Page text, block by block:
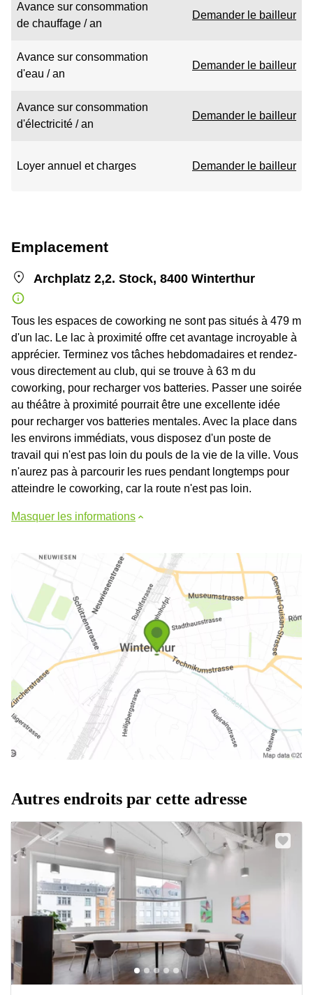
Avance sur consommation
de chauffage / an
Demander le bailleur
Avance sur consommation
d'eau / an
Demander le bailleur
Avance sur consommation
d'électricité / an
Demander le bailleur
Loyer annuel et charges Demander le bailleur
Emplacement
Archplatz 2,2. Stock, 8400 Winterthur
Tous les espaces de coworking ne sont pas situés à 479 m
d'un lac. Le lac à proximité offre cet avantage incroyable à
apprécier. Terminez vos tâches hebdomadaires et rendez-
vous directement au club, qui se trouve à 63 m du
coworking, pour recharger vos batteries. Passer une soirée
au théâtre à proximité pourrait être une excellente idée
pour recharger vos batteries mentales. Avec la place dans
les environs immédiats, vous disposez d'un poste de
travail qui n'est pas loin du pouls de la vie de la ville. Vous
n'aurez pas à parcourir les rues pendant longtemps pour
atteindre le coworking, car la route n'est pas loin.
Masquer les informations
Autres endroits par cette adresse